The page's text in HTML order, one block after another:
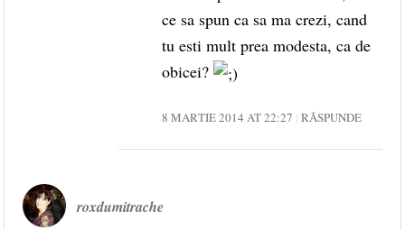
ce sa spun ca sa ma crezi, cand
tu esti mult prea modesta, ca de
obicei?
8 MARTIE 2014 AT 22:27 RĂSPUNDE
roxdumitrache